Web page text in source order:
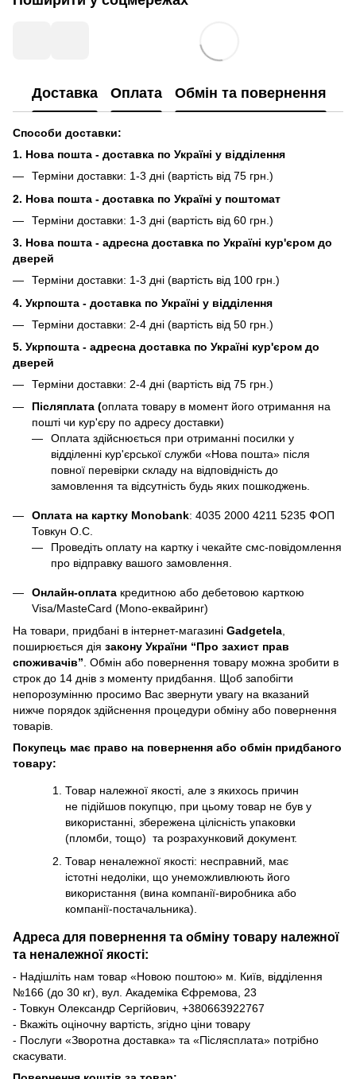
Доставка Оплата Обмін та повернення
Способи доставки:
1. Нова пошта - доставка по Україні у відділення
Терміни доставки: 1-3 дні (вартість від 75 грн.)
2. Нова пошта - доставка по Україні у поштомат
Терміни доставки: 1-3 дні (вартість від 60 грн.)
3. Нова пошта - адресна доставка по Україні кур'єром до
дверей
Терміни доставки: 1-3 дні (вартість від 100 грн.)
4. Укрпошта - доставка по Україні у відділення
Терміни доставки: 2-4 дні (вартість від 50 грн.)
5. Укрпошта - адресна доставка по Україні кур'єром до
дверей
Терміни доставки: 2-4 дні (вартість від 75 грн.)
Післяплата (оплата товару в момент його отримання на
пошті чи кур'єру по адресу доставки)
Оплата здійснюється при отриманні посилки у
відділенні кур'єрської служби «Нова пошта» після
повної перевірки складу на відповідність до
замовлення та відсутність будь яких пошкоджень.
Оплата на картку Monobank: 4035 2000 4211 5235 ФОП
Товкун О.С.
Проведіть оплату на картку і чекайте смс-повідомлення
про відправку вашого замовлення.
Онлайн-оплата кредитною або дебетовою карткою
Visa/MasteCard (Mono-еквайринг)
На товари, придбані в інтернет-магазині Gadgetela,
поширюється дія закону України “Про захист прав
споживачів”. Обмін або повернення товару можна зробити в
строк до 14 днів з моменту придбання. Щоб запобігти
непорозумінню просимо Вас звернути увагу на вказаний
нижче порядок здійснення процедури обміну або повернення
товарів.
Покупець має право на повернення або обмін придбаного
товару:
Товар належної якості, але з якихось причин
не підійшов покупцю, при цьому товар не був у
використанні, збережена цілісність упаковки
(пломби, тощо) та розрахунковий документ.
Товар неналежної якості: несправний, має
істотні недоліки, що унеможливлюють його
використання (вина компанії-виробника або
компанії-постачальника).
Адреса для повернення та обміну товару належної
та неналежної якості:
- Надішліть нам товар «Новою поштою» м. Київ, відділення
№166 (до 30 кг), вул. Академіка Єфремова, 23
- Товкун Олександр Сергійович, +380663922767
- Вкажіть оціночну вартість, згідно ціни товару
- Послуги «Зворотна доставка» та «Післясплата» потрібно
скасувати.